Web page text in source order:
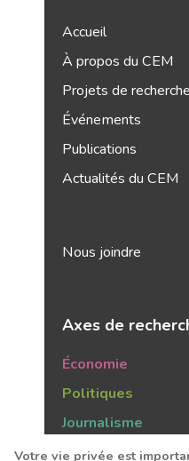
Accueil
À propos du CEM
Projets de recherche
Événements
Publications
Actualités du CEM
Nous joindre
Axes de
Économie
Politiques
Journalisme
Publics
Votre vie privée est